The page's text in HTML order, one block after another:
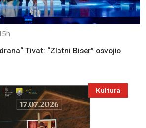
Tivat: “Zlatni Biser” osvojio
Kultura